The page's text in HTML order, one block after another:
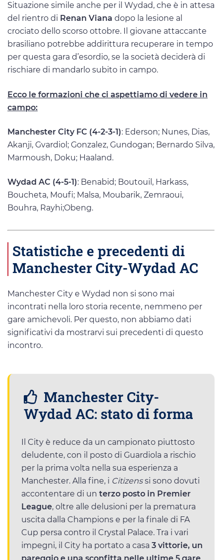
Situazione simile anche per il Wydad, che è in attesa
del rientro di Renan Viana dopo la lesione al
crociato dello scorso ottobre. Il giovane attaccante
brasiliano potrebbe addirittura recuperare in tempo
per questa gara d’esordio, se la società deciderà di
rischiare di mandarlo subito in campo.
Ecco le formazioni che ci aspettiamo di vedere in
campo:
Manchester City FC (4-2-3-1): Ederson; Nunes, Dias,
Akanji, Gvardiol; Gonzalez, Gundogan; Bernardo Silva,
Marmoush, Doku; Haaland.
Wydad AC (4-5-1): Benabid; Boutouil, Harkass,
Boucheta, Moufi; Malsa, Moubarik, Zemraoui,
Bouhra, Rayhi;Obeng.
Statistiche e precedenti di
Manchester City-Wydad AC
Manchester City e Wydad non si sono mai
incontrati nella loro storia recente, nemmeno per
gare amichevoli. Per questo, non abbiamo dati
significativi da mostrarvi sui precedenti di questo
incontro.
Manchester City-
Wydad AC: stato di forma
Il City è reduce da un campionato piuttosto
deludente, con il posto di Guardiola a rischio
per la prima volta nella sua esperienza a
Manchester. Alla fine, i Citizenssi sono dovuti
accontentare di un terzo posto in Premier
League, oltre alle delusioni per la prematura
uscita dalla Champions e per la finale di FA
Cup persa contro il Crystal Palace. Tra i vari
impegni, il City ha portato a casa 3 vittorie, un